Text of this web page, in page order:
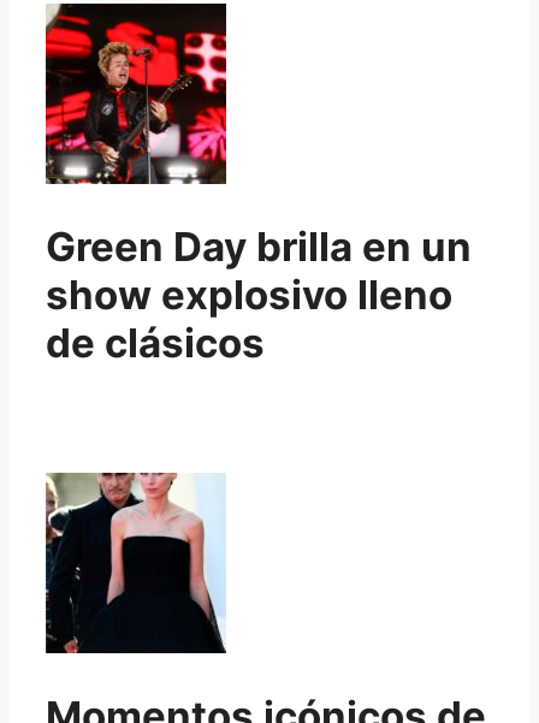
Green Day brilla en un
show explosivo lleno
de clásicos